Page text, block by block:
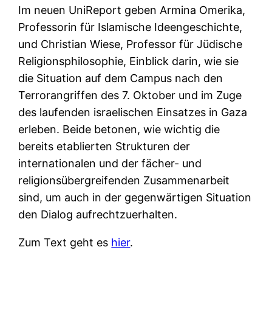
Im neuen UniReport geben Armina Omerika,
Professorin für Islamische Ideengeschichte,
und Christian Wiese, Professor für Jüdische
Religionsphilosophie, Einblick darin, wie sie
die Situation auf dem Campus nach den
Terrorangriffen des 7. Oktober und im Zuge
des laufenden israelischen Einsatzes in Gaza
erleben. Beide betonen, wie wichtig die
bereits etablierten Strukturen der
internationalen und der fächer- und
religionsübergreifenden Zusammenarbeit
sind, um auch in der gegenwärtigen Situation
den Dialog aufrechtzuerhalten.
Zum Text geht es hier.